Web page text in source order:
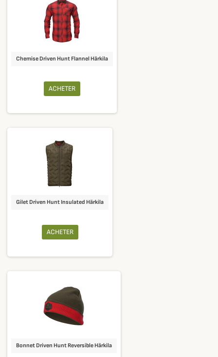
Chemise Driven Hunt Flannel Härkila
ACHETER
Gilet Driven Hunt Insulated Härkila
ACHETER
Bonnet Driven Hunt Reversible Härkila